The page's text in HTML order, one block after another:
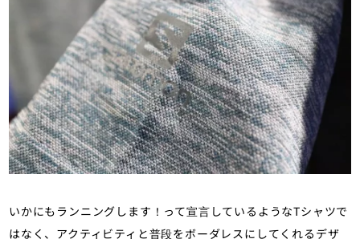
いかにもランニングします！って宣言しているようなTシャツで
はなく、アクティビティと普段をボーダレスにしてくれるデザ